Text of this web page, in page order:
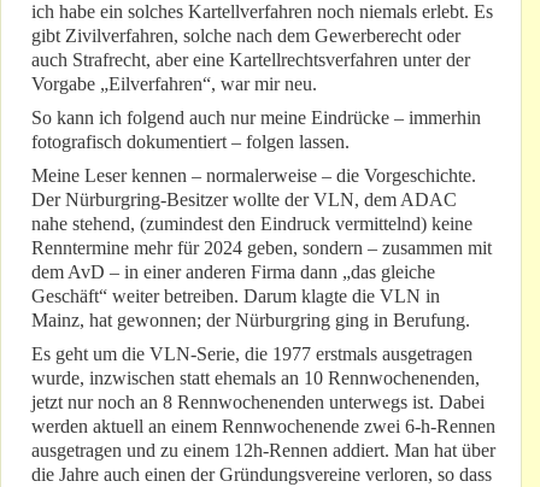
ich habe ein solches Kartellverfahren noch niemals erlebt. Es
gibt Zivilverfahren, solche nach dem Gewerberecht oder
auch Strafrecht, aber eine Kartellrechtsverfahren unter der
Vorgabe „Eilverfahren“, war mir neu.
So kann ich folgend auch nur meine Eindrücke – immerhin
fotografisch dokumentiert – folgen lassen.
Meine Leser kennen – normalerweise – die Vorgeschichte.
Der Nürburgring-Besitzer wollte der VLN, dem ADAC
nahe stehend, (zumindest den Eindruck vermittelnd) keine
Renntermine mehr für 2024 geben, sondern – zusammen mit
dem AvD – in einer anderen Firma dann „das gleiche
Geschäft“ weiter betreiben. Darum klagte die VLN in
Mainz, hat gewonnen; der Nürburgring ging in Berufung.
Es geht um die VLN-Serie, die 1977 erstmals ausgetragen
wurde, inzwischen statt ehemals an 10 Rennwochenenden,
jetzt nur noch an 8 Rennwochenenden unterwegs ist. Dabei
werden aktuell an einem Rennwochenende zwei 6-h-Rennen
ausgetragen und zu einem 12h-Rennen addiert. Man hat über
die Jahre auch einen der Gründungsvereine verloren, so dass